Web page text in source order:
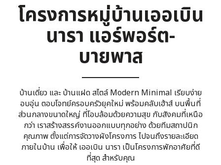
โครงการหมู่บ้านเออเบิน
นารา แอร์พอร์ต-
บายพาส
บ้านเดี่ยว และ บ้านแฝด สไตล์ Modern Minimal เรียบง่าย
อบอุ่น ตอบโจทย์ครอบครัวยุคใหม่ พร้อมคลับเฮ้าส์ บนพื้นที่
ส่วนกลางขนาดใหญ่ ที่โอบล้อมด้วยความสุข กับสังคมที่เหนือ
กว่า เราสร้างสรรค์งานออกแบบทุกอย่าง ด้วยทีมสถาปนิก
คุณภาพ ตั้งแต่การจัดวางผังโครงการ ไปจนถึงรายละเอียด
ภายในบ้าน เพื่อให้ เออเบิน นารา เป็นโครงการพักอาศัยที่ดี
ที่สุด สำหรับคุณ